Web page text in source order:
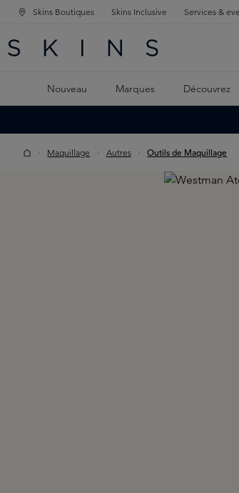
PRINCIPALE
CONTENU PRINCIPAL
Skins Boutiques Skins Inclusive Services &
Nouveau Marques Découvrez
Maquillage Autres Outils de Maquillage